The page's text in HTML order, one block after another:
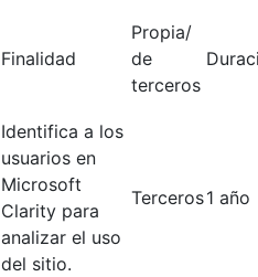
Finalidad
Propia/
de
terceros
Identifica a los
usuarios en
Microsoft
Clarity para
analizar el uso
del sitio.
Terceros1 año